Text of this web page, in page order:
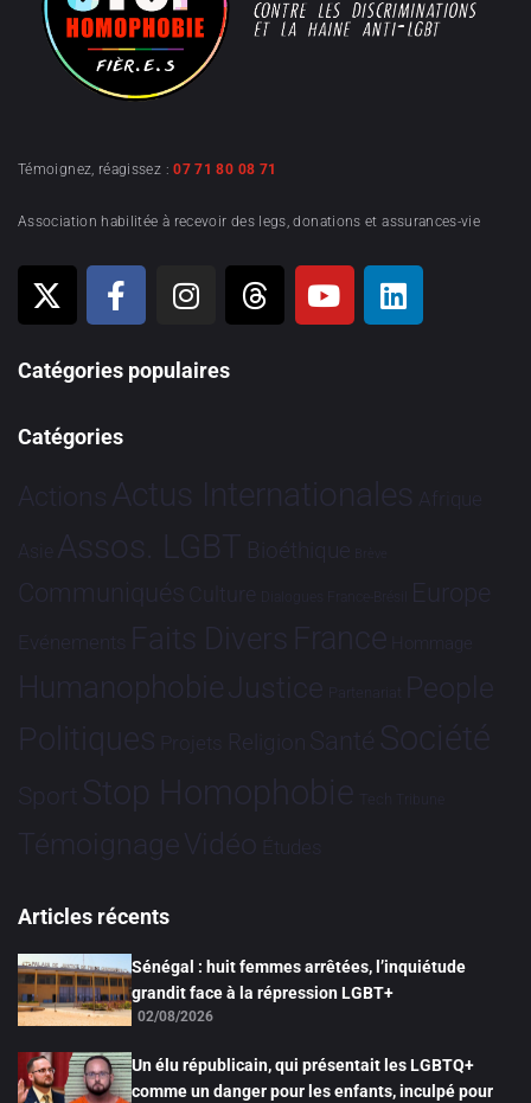
Témoignez, réagissez :07 71 80 08 71
Association habilitée à recevoir des legs, donations et assurances-vie
Catégories populaires
Catégories
Actions Actus Internationales Afrique
Asie Assos. LGBT Bioéthique Brève
Communiqués Culture Dialogues France-Brésil Europe
Evénements Faits Divers France Hommage
HumanophobieJustice Partenariat People
Politiques Projets Religion Santé Société
Sport Stop Homophobie Tech Tribune
TémoignageVidéo Études
Articles récents
Sénégal : huit femmes arrêtées, l’inquiétude
grandit face à la répression LGBT+
02/08/2026
Un élu républicain, qui présentait les LGBTQ+
comme un danger pour les enfants, inculpé pour